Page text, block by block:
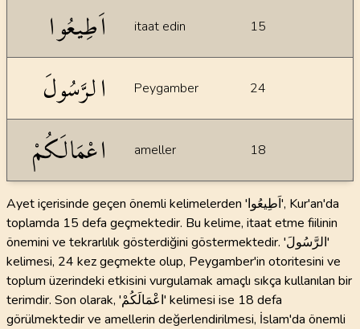
اَطِيعُوا itaat edin 15
الرَّسُولَ Peygamber 24
اعْمَالَكُمْ ameller 18
Ayet içerisinde geçen önemli kelimelerden 'اَطِيعُوا', Kur'an'da
toplamda 15 defa geçmektedir. Bu kelime, itaat etme fiilinin
önemini ve tekrarlılık gösterdiğini göstermektedir. 'الرَّسُولَ'
kelimesi, 24 kez geçmekte olup, Peygamber'in otoritesini ve
toplum üzerindeki etkisini vurgulamak amaçlı sıkça kullanılan bir
terimdir. Son olarak, 'اعْمَالَكُمْ' kelimesi ise 18 defa
görülmektedir ve amellerin değerlendirilmesi, İslam'da önemli